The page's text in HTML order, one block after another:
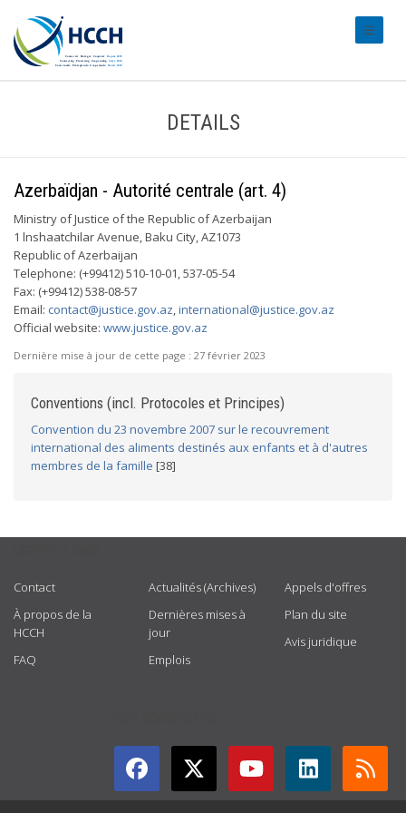
DETAILS
Azerbaïdjan - Autorité centrale (art. 4)
Ministry of Justice of the Republic of Azerbaijan
1 lnshaatchilar Avenue, Baku City, AZ1073
Republic of Azerbaijan
Telephone: (+99412) 510-10-01, 537-05-54
Fax: (+99412) 538-08-57
Email: contact@justice.gov.az,international@justice.gov.az
Official website: www.justice.gov.az
Dernière mise à jour de cette page : 27 février 2023
Conventions (incl. Protocoles et Principes)
Convention du 23 novembre 2007 sur le recouvrement
international des aliments destinés aux enfants et à d'autres
membres de la famille [38]
Contact
À propos de la
HCCH
FAQ
Actualités (Archives)
Dernières mises à
jour
Emplois
Appels d'offres
Plan du site
Avis juridique